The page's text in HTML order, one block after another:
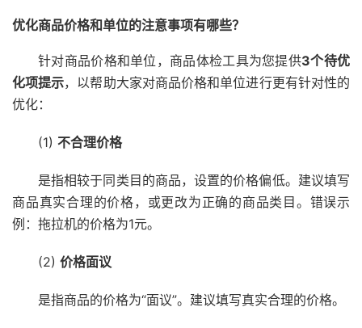
优化商品价格和单位的注意事项有哪些？
针对商品价格和单位，商品体检工具为您提供3个待优
化项提示，以帮助大家对商品价格和单位进行更有针对性的
优化：
(1) 不合理价格
是指相较于同类目的商品，设置的价格偏低。建议填写
商品真实合理的价格，或更改为正确的商品类目。错误示
例：拖拉机的价格为1元。
(2) 价格面议
是指商品的价格为“面议”。建议填写真实合理的价格。